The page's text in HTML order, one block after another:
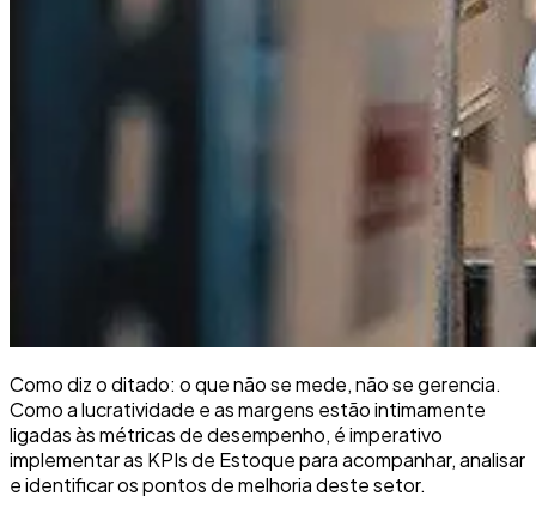
Como diz o ditado: o que não se mede, não se gerencia.
Como a lucratividade e as margens estão intimamente
ligadas às métricas de desempenho, é imperativo
implementar as KPIs de Estoque para acompanhar, analisar
e identificar os pontos de melhoria deste setor.